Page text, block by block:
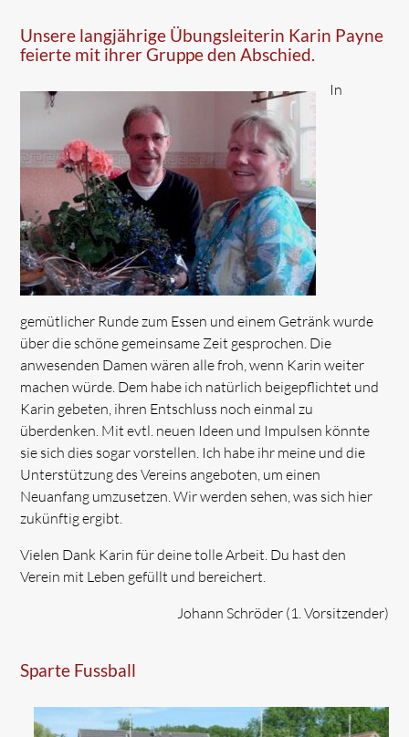
Unsere langjährige Übungsleiterin Karin Payne
feierte mit ihrer Gruppe den Abschied.
In
gemütlicher Runde zum Essen und einem Getränk wurde
über die schöne gemeinsame Zeit gesprochen. Die
anwesenden Damen wären alle froh, wenn Karin weiter
machen würde. Dem habe ich natürlich beigepflichtet und
Karin gebeten, ihren Entschluss noch einmal zu
überdenken. Mit evtl. neuen Ideen und Impulsen könnte
sie sich dies sogar vorstellen. Ich habe ihr meine und die
Unterstützung des Vereins angeboten, um einen
Neuanfang umzusetzen. Wir werden sehen, was sich hier
zukünftig ergibt.
Vielen Dank Karin für deine tolle Arbeit. Du hast den
Verein mit Leben gefüllt und bereichert.
Johann Schröder (1. Vorsitzender)
Sparte Fussball